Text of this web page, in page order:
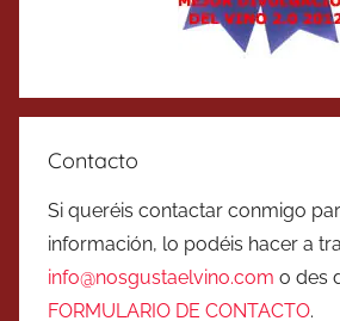
Contacto
Si queréis contactar conmigo
información, lo podéis hacer a
info@nosgustaelvino.com o des
FORMULARIO DE CONTACTO.